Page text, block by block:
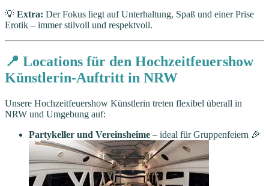
💡 Extra: Der Fokus liegt auf Unterhaltung, Spaß und einer Prise
Erotik – immer stilvoll und respektvoll.
📍 Locations für den Hochzeitfeuershow
Künstlerin-Auftritt in NRW
Unsere Hochzeitfeuershow Künstlerin treten flexibel überall in
NRW und Umgebung auf:
Partykeller und Vereinsheime – ideal für Gruppenfeiern 🎉